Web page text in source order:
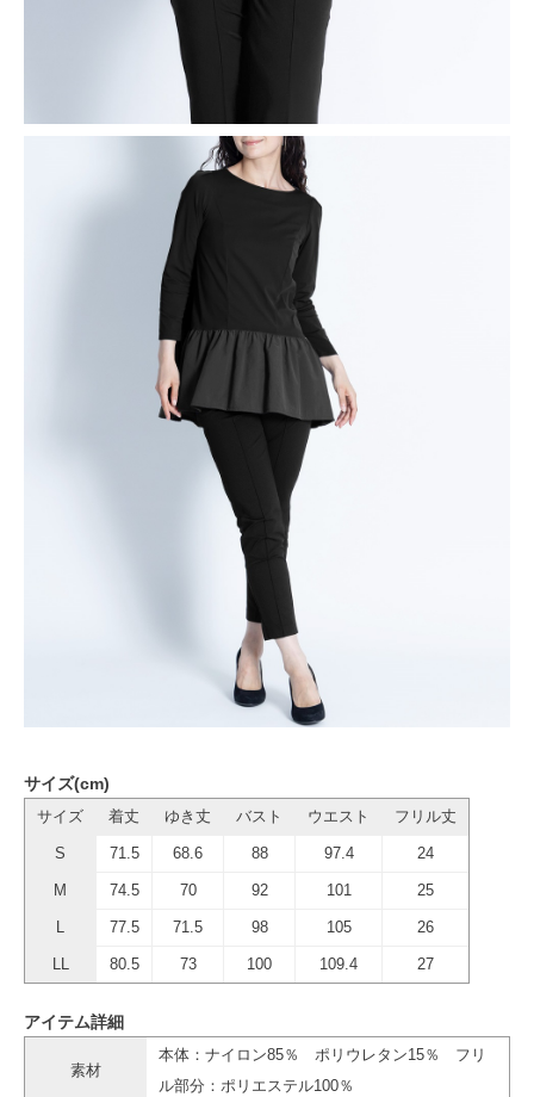
サイズ(cm)
サイズ 着丈 ゆき丈 バスト ウエスト フリル丈
S 71.5 68.6 88 97.4 24
M 74.5 70 92 101 25
L 77.5 71.5 98 105 26
LL 80.5 73 100 109.4 27
アイテム詳細
素材
本体：ナイロン85％ ポリウレタン15％ フリ
ル部分：ポリエステル100％